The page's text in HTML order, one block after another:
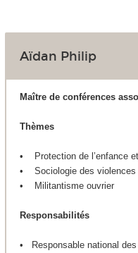
Aïdan Philip
Maître de conférences
Thèmes
• Protection de l’enfance
• Sociologie des violences
• Militantisme ouvrier
Responsabilités
• Responsable national